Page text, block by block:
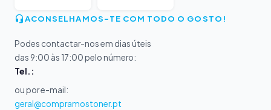
ACONSELHAMOS-TE COM TODO O GOSTO!
Podes contactar-nos em dias úteis
das 9:00 às 17:00 pelo número:
Tel.:
ou por e-mail:
geral@compramostoner.pt